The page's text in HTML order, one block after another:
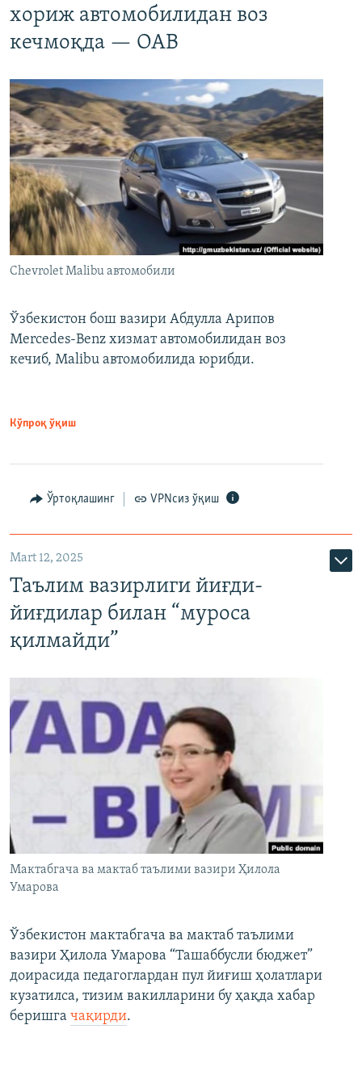
хориж автомобилидан воз
кечмоқда — ОАВ
Chevrolet Malibu автомобили
Ўзбекистон бош вазири Абдулла Арипов
Mercedes-Benz хизмат автомобилидан воз
кечиб, Malibu автомобилида юрибди.
Кўпроқ ўқиш
Ўртоқлашинг VPNсиз ўқиш
Mart 12, 2025
Таълим вазирлиги йиғди-
йиғдилар билан “муроса
қилмайди”
Мактабгача ва мактаб таълими вазири Ҳилола
Умарова
Ўзбекистон мактабгача ва мактаб таълими
вазири Ҳилола Умарова “Ташаббусли бюджет”
доирасида педагоглардан пул йиғиш ҳолатлари
кузатилса, тизим вакилларини бу ҳақда хабар
беришга чақирди.